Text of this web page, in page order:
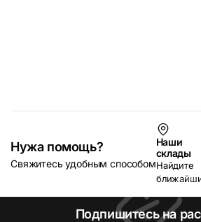
Нужа помощь?
Свяжитесь удобным способом
Наши
склады
Найдите
Подпишитесь на